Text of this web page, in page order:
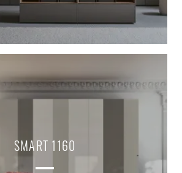
SMART 1160